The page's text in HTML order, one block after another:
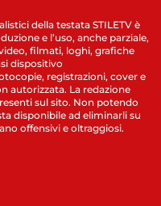
della testata STILETV è
e l’uso, anche parziale,
filmati, loghi, grafiche
dispositivo
registrazioni, cover e
autorizzata. La redazione
sul sito. Non potendo
disponibile ad eliminarli su
offensivi e oltraggiosi.